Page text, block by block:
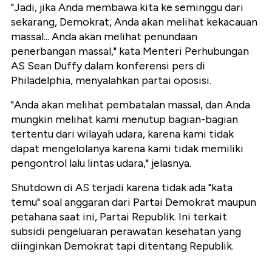
"Jadi, jika Anda membawa kita ke seminggu dari
sekarang, Demokrat, Anda akan melihat kekacauan
massal... Anda akan melihat penundaan
penerbangan massal," kata Menteri Perhubungan
AS Sean Duffy dalam konferensi pers di
Philadelphia, menyalahkan partai oposisi.
"Anda akan melihat pembatalan massal, dan Anda
mungkin melihat kami menutup bagian-bagian
tertentu dari wilayah udara, karena kami tidak
dapat mengelolanya karena kami tidak memiliki
pengontrol lalu lintas udara," jelasnya.
Shutdown di AS terjadi karena tidak ada "kata
temu" soal anggaran dari Partai Demokrat maupun
petahana saat ini, Partai Republik. Ini terkait
subsidi pengeluaran perawatan kesehatan yang
diinginkan Demokrat tapi ditentang Republik.